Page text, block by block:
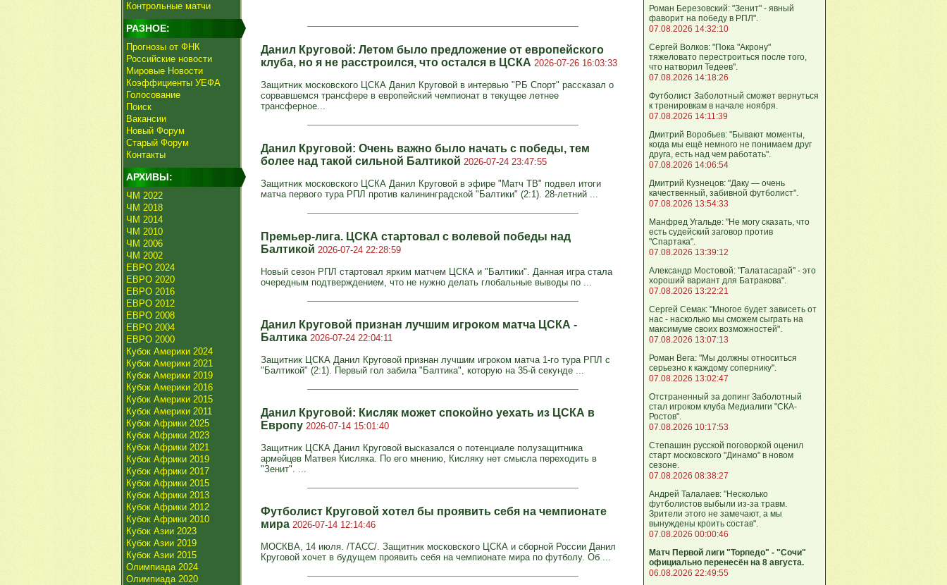
Контрольные матчи
РАЗНОЕ:
Прогнозы от ФНК
Российские новости
Мировые Новости
Коэффициенты УЕФА
Голосование
Поиск
Вакансии
Новый Форум
Старый Форум
Контакты
АРХИВЫ:
ЧМ 2022
ЧМ 2018
ЧМ 2014
ЧМ 2010
ЧМ 2006
ЧМ 2002
ЕВРО 2024
ЕВРО 2020
ЕВРО 2016
ЕВРО 2012
ЕВРО 2008
ЕВРО 2004
ЕВРО 2000
Кубок Америки 2024
Кубок Америки 2021
Кубок Америки 2019
Кубок Америки 2016
Кубок Америки 2015
Кубок Америки 2011
Кубок Африки 2025
Кубок Африки 2023
Кубок Африки 2021
Кубок Африки 2019
Кубок Африки 2017
Кубок Африки 2015
Кубок Африки 2013
Кубок Африки 2012
Кубок Африки 2010
Кубок Азии 2023
Кубок Азии 2019
Кубок Азии 2015
Олимпиада 2024
Олимпиада 2020
Данил Круговой: Летом было предложение от европейского
клуба, но я не расстроился, что остался в ЦСКА 2026-07-26 16:03:33
Защитник московского ЦСКА Данил Круговой в интервью "РБ Спорт" рассказал о
сорвавшемся трансфере в европейский чемпионат в текущее летнее
трансферное...
Данил Круговой: Очень важно было начать с победы, тем
более над такой сильной Балтикой 2026-07-24 23:47:55
Защитник московского ЦСКА Данил Круговой в эфире "Матч ТВ" подвел итоги
матча первого тура РПЛ против калининградской "Балтики" (2:1). 28-летний ...
Премьер-лига. ЦСКА стартовал с волевой победы над
Балтикой 2026-07-24 22:28:59
Новый сезон РПЛ стартовал ярким матчем ЦСКА и "Балтики". Данная игра стала
очередным подтверждением, что не нужно делать глобальные выводы по ...
Данил Круговой признан лучшим игроком матча ЦСКА -
Балтика 2026-07-24 22:04:11
Защитник ЦСКА Данил Круговой признан лучшим игроком матча 1-го тура РПЛ с
"Балтикой" (2:1). Первый гол забила "Балтика", которую на 35-й секунде ...
Данил Круговой: Кисляк может спокойно уехать из ЦСКА в
Европу 2026-07-14 15:01:40
Защитник ЦСКА Данил Круговой высказался о потенциале полузащитника
армейцев Матвея Кисляка. По его мнению, Кисляку нет смысла переходить в
"Зенит". ...
Футболист Круговой хотел бы проявить себя на чемпионате
мира 2026-07-14 12:14:46
МОСКВА, 14 июля. /ТАСС/. Защитник московского ЦСКА и сборной России Данил
Круговой хочет в будущем проявить себя на чемпионате мира по футболу. Об ...
Роман Березовский: "Зенит" - явный
фаворит на победу в РПЛ".
07.08.2026 14:32:10
Сергей Волков: "Пока "Акрону"
тяжеловато перестроиться после того,
что натворил Тедеев".
07.08.2026 14:18:26
Футболист Заболотный сможет вернуться
к тренировкам в начале ноября.
07.08.2026 14:11:39
Дмитрий Воробьев: "Бывают моменты,
когда мы ещё немного не понимаем друг
друга, есть над чем работать".
07.08.2026 14:06:54
Дмитрий Кузнецов: "Даку — очень
качественный, забивной футболист".
07.08.2026 13:54:33
Манфред Угальде: "Не могу сказать, что
есть судейский заговор против
"Спартака".
07.08.2026 13:39:12
Александр Мостовой: "Галатасарай" - это
хороший вариант для Батракова".
07.08.2026 13:22:21
Сергей Семак: "Многое будет зависеть от
нас - насколько мы сможем сыграть на
максимуме своих возможностей".
07.08.2026 13:07:13
Роман Вега: "Мы должны относиться
серьезно к каждому сопернику".
07.08.2026 13:02:47
Отстраненный за допинг Заболотный
стал игроком клуба Медиалиги "СКА-
Ростов".
07.08.2026 10:17:53
Степашин русской поговоркой оценил
старт московского "Динамо" в новом
сезоне.
07.08.2026 08:38:27
Андрей Талалаев: "Несколько
футболистов выбыли из-за травм.
Зрители этого не замечают, а мы
вынуждены кроить состав".
07.08.2026 00:00:46
Матч Первой лиги "Торпедо" - "Сочи"
официально перенесён на 8 августа.
06.08.2026 22:49:55